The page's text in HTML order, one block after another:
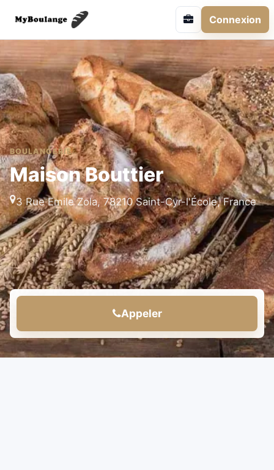
Connexion
BOULANGERIE
Maison Bouttier
3 Rue Emile Zola, 78210 Saint-Cyr-l'École, France
Appeler